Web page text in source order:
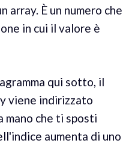
array. È un numero che
in cui il valore è
qui sotto, il
viene indirizzato
mano che ti sposti
aumenta di uno